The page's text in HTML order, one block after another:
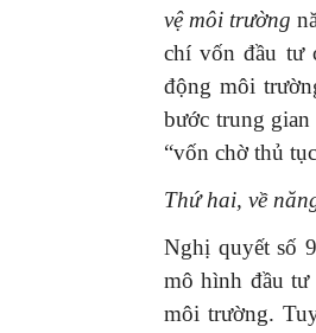
vệ môi trường
chí vốn đầu tư
động môi
bước trung
“vốn chờ thủ
Thứ hai, về
Nghị quyết số
mô hình đầu tư
môi trường.